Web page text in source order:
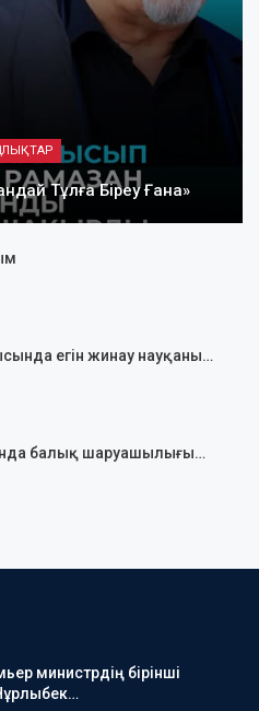
Тұлға Біреу Ғана»
егін жинау науқаны…
балық шаруашылығы…
министрдің бірінші